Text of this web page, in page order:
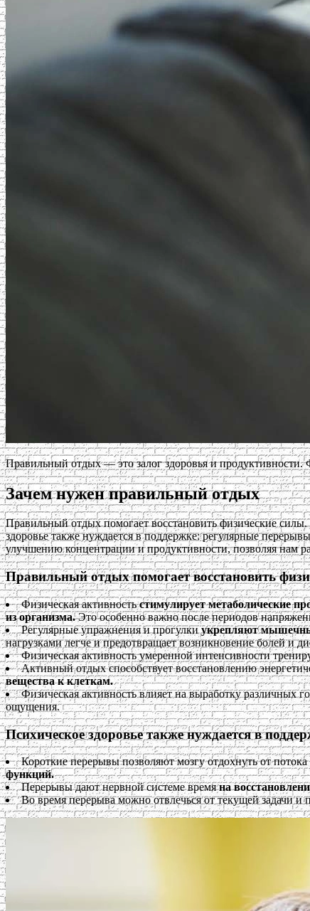
Правильный отдых — это залог здоровья и продуктивности.
Зачем нужен правильный отдых
Правильный отдых помогает восстановить физические
здоровье также нуждается в поддержке: регулярные
улучшению концентрации и продуктивности, позволяя нам
Правильный отдых помогает восстановить
Физическая активностьстимулирует метаболические
из организма.Это особенно важно после периодов
Регулярные упражнения и прогулкиукрепляют
нагрузками легче и предотвращает возникновение болей и
Физическая активность умеренной интенсивности
Активный отдых способствует восстановлению
вещества к клеткам.
Физическая активность влияет на выработку различных
ощущения.
Психическое здоровье также нуждается в
Короткие перерывы позволяют мозгу отдохнуть от
функций.
Перерывы дают нервной системе времяна
Во время перерыва можно отвлечься от текущей задачи